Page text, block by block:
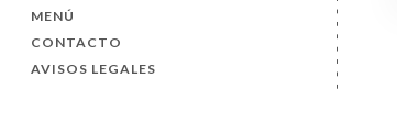
MENÚ
CONTACTO
AVISOS LEGALES